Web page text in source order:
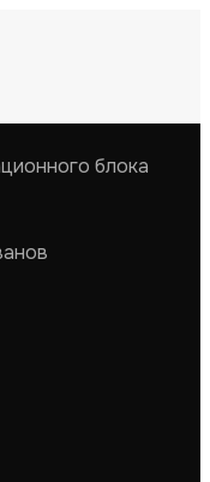
блока